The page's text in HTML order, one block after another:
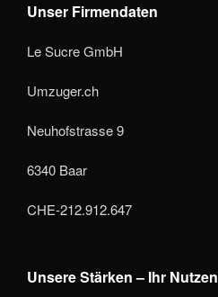
Unser Firmendaten
Le Sucre GmbH
Umzuger.ch
Neuhofstrasse 9
6340 Baar
CHE-212.912.647
Unsere Stärken – Ihr Nutzen